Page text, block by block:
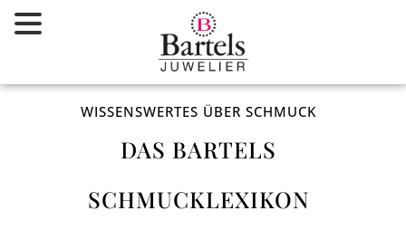
Inhalt
WISSENSWERTES ÜBER SCHMUCK
DAS BARTELS
SCHMUCKLEXIKON